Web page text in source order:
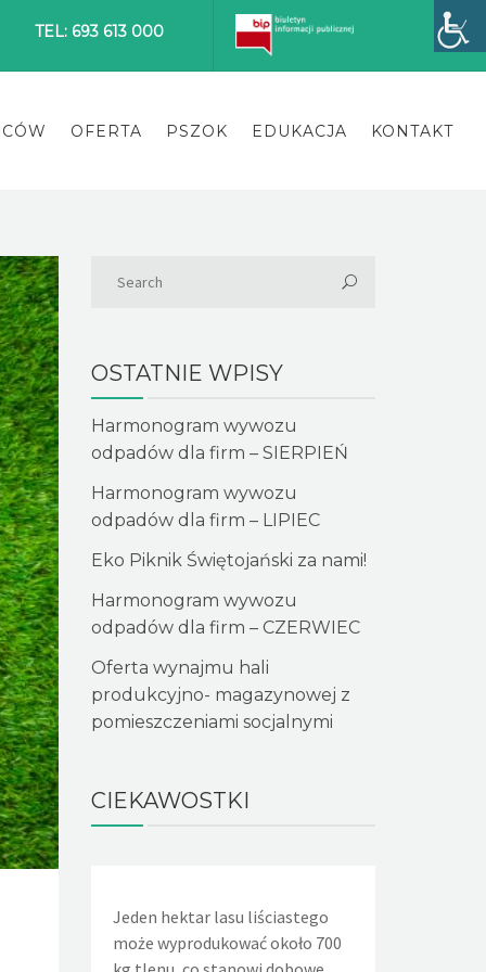
TEL: 693 613 000
OFERTA PSZOK EDUKACJA KONTAKT
OSTATNIE WPISY
Harmonogram wywozu
odpadów dla firm – SIERPIEŃ
Harmonogram wywozu
odpadów dla firm – LIPIEC
Eko Piknik Świętojański za nami!
Harmonogram wywozu
odpadów dla firm – CZERWIEC
Oferta wynajmu hali
produkcyjno- magazynowej z
pomieszczeniami socjalnymi
CIEKAWOSTKI
Jeden hektar lasu liściastego
może wyprodukować około 700
Jeden nieszczelny, lekko kapiący
kran powoduje, że w ciągu doby